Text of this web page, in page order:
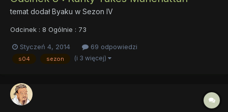
temat dodałByaku w Sezon IV
Odcinek : 8 Ogólnie : 73
Styczeń 4, 2014 69 odpowiedzi
s04 sezon (i 3 więcej)